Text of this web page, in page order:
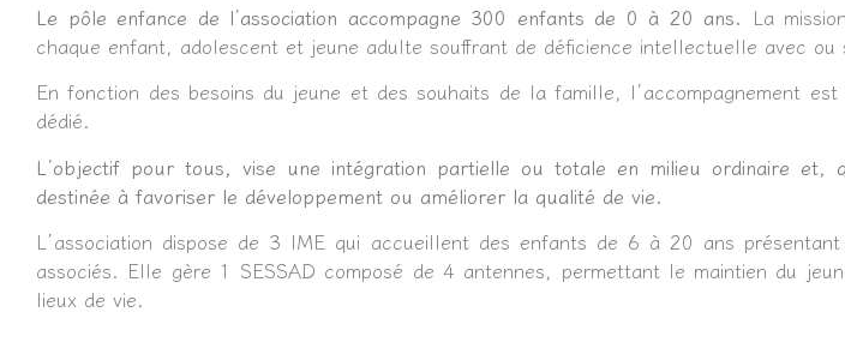
L e pôle enfance de l’association accompagne 300 enfants de 0 à 20 ans. La
chaque enfant, adolescent et jeune adulte souffrant de déficience intellectuelle avec ou
En fonction des besoins du jeune et des souhaits de la famille, l’accompagnement
dédié.
L’objectif pour tous, vise une intégration partielle ou totale en milieu ordinaire et,
destinée à favoriser le développement ou améliorer la qualité de vie.
L’association dispose de 3 IME qui accueillent des enfants de 6 à 20 ans
associés. Elle gère 1 SESSAD composé de 4 antennes, permettant le maintien du
lieux de vie.